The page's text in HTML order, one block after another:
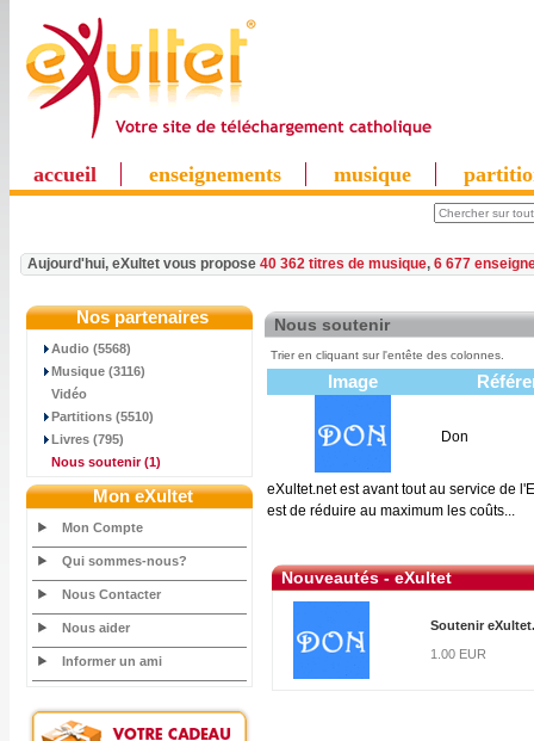
accueil enseignements musique
Aujourd'hui, eXultet vous propose 40 362 titres de musique, 6 677
Nos partenaires
Audio (5568)
Musique (3116)
Vidéo
Partitions (5510)
Livres (795)
Nous soutenir(1)
Mon eXultet
Mon Compte
Qui sommes-nous?
Nous Contacter
Nous aider
Informer un ami
Nous soutenir
Trier en cliquant sur l'entête des colonnes.
Image
Don
eXultet.net est avant tout au service de
est de réduire au maximum les coûts...
Nouveautés - eXultet
Soutenir
1.00 EUR